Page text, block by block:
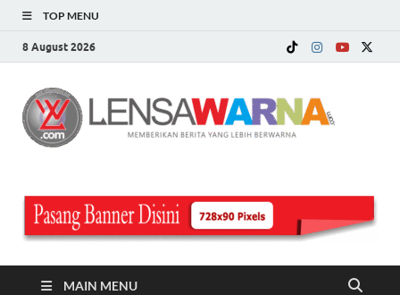
TOP MENU
8 August 2026
MAIN MENU